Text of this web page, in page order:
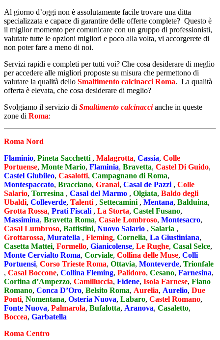
Al giorno d’oggi non è assolutamente facile trovare una ditta
specializzata e capace di garantire delle offerte complete? Questo è
il miglior momento per comunicare con un gruppo di professionisti,
valutate tutte le opzioni migliori e poco alla volta, vi accorgerete di
non poter fare a meno di noi.
Servizi rapidi e completi per tutti voi? Che cosa desiderare di meglio
per accedere alle migliori proposte su misura che permettono di
valutare la qualità dello Smaltimento calcinacci Roma. La qualità
offerta è elevata, che cosa desiderare di meglio?
Svolgiamo il servizio di Smaltimento calcinaccianche in queste
zone di Roma:
Roma Nord
Flaminio, Pineta Sacchetti , Malagrotta, Cassia, Colle
Portuense, Monte Mario, Flaminia, Bravetta, Castel Di Guido,
Castel Giubileo, Casalotti, Campagnano di Roma,
Montespaccato, Bracciano, Granai, Casal de Pazzi , Colle
Salario, Torresina , Casal del Marmo , Olgiata, Baldo degli
Ubaldi, Colleverde, Talenti , Settecamini , Mentana, Balduina,
Grotta Rossa, Prati Fiscali , La Storta, Castel Fusano,
Massimina, Bravetta Roma, Casale Lombroso, Montesacro,
Casal Lumbroso, Battistini, Nuovo Salario , Salaria ,
Grottarossa, Muratella , Fleming, Cornelia, La Giustiniana,
Casetta Mattei, Formello, Gianicolense, Le Rughe, Casal Selce,
Monte Cervialto Roma, Corviale, Collina delle Muse, Colli
Portuensi, Corso Trieste Roma, Ottavia, Monteverde, Trionfale
, Casal Boccone, Collina Fleming, Palidoro, Cesano, Farnesina,
Cortina d’Ampezzo, Camilluccia, Fidene, Isola Farnese, Fiano
Romano, Conca D’Oro, Belsito Roma, Aurelia, Aurelio, Due
Ponti, Nomentana, Osteria Nuova, Labaro, Castel Romano,
Fonte Nuova, Palmarola, Bufalotta, Aranova, Casaletto,
Boccea, Garbatella
Roma Centro